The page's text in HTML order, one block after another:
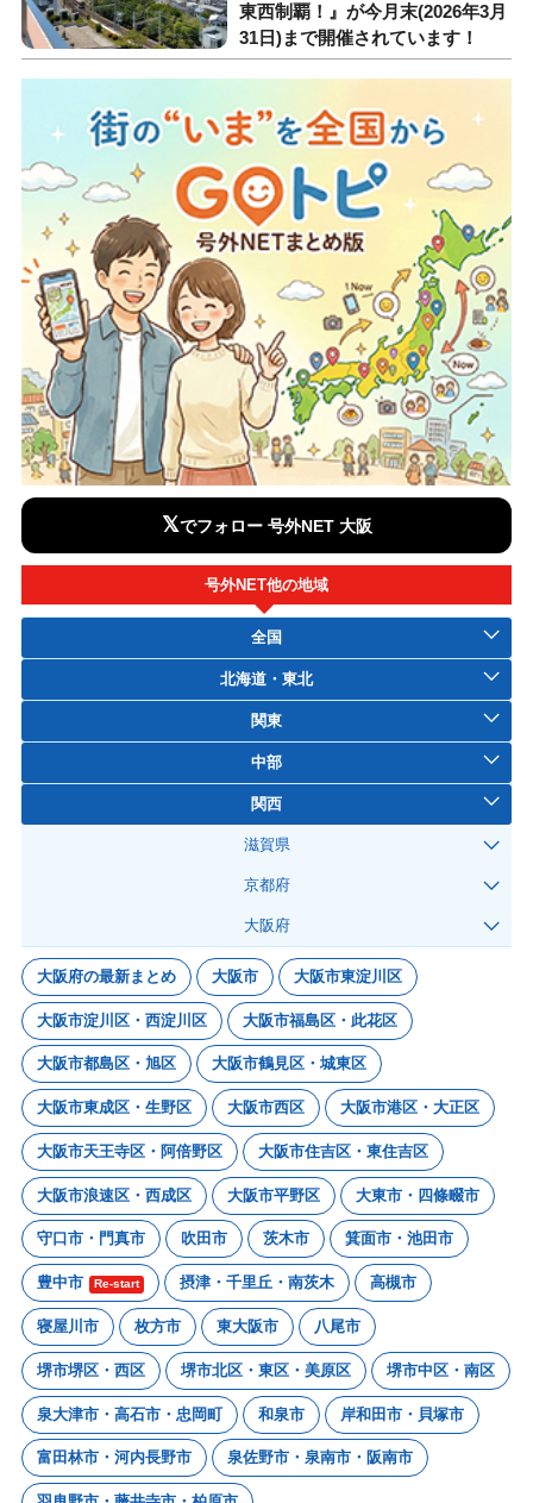
東西制覇！』が今月末(2026年3月
31日)まで開催されています！
𝕏でフォロー 号外NET 大阪
号外NET他の地域
全国
北海道・東北
関東
中部
関西
滋賀県
京都府
大阪府
大阪府の最新まとめ 大阪市 大阪市東淀川区
大阪市淀川区・西淀川区 大阪市福島区・此花区
大阪市都島区・旭区 大阪市鶴見区・城東区
大阪市東成区・生野区 大阪市西区 大阪市港区・大正区
大阪市天王寺区・阿倍野区 大阪市住吉区・東住吉区
大阪市浪速区・西成区 大阪市平野区 大東市・四條畷市
守口市・門真市 吹田市 茨木市 箕面市・池田市
豊中市 Re-start 摂津・千里丘・南茨木 高槻市
寝屋川市 枚方市 東大阪市 八尾市
堺市堺区・西区 堺市北区・東区・美原区 堺市中区・南区
泉大津市・高石市・忠岡町 和泉市 岸和田市・貝塚市
富田林市・河内長野市 泉佐野市・泉南市・阪南市